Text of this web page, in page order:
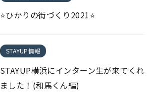
⭐ひかりの街づくり2021⭐
STAYUP情報
STAYUP横浜にインターン生が来てくれ
ました！(和馬くん編)